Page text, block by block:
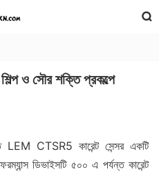

ও সৌর শক্তি প্রকল্পে
LEM CTSR5 কারেন্ট সেন্সর একটি
ডিভাইসটি ৫০০ এ পর্যন্ত কারেন্ট